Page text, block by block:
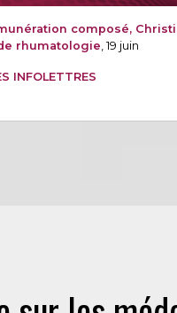
composé,
rhumatologie , 19 juin
INFOLETTRES